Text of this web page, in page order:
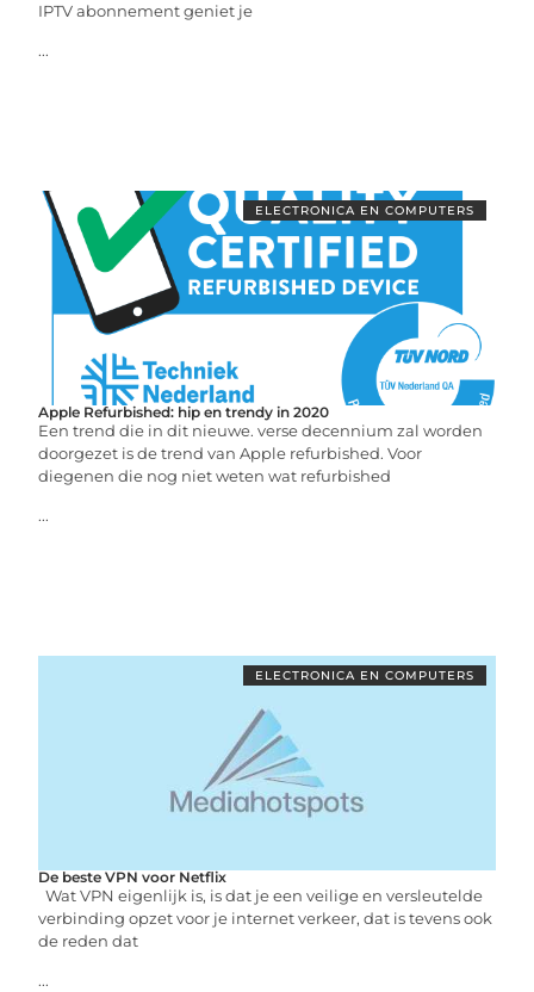
IPTV abonnement geniet je
...
ELECTRONICA EN COMPUTERS
Apple Refurbished: hip en trendy in 2020
Een trend die in dit nieuwe. verse decennium zal worden
doorgezet is de trend van Apple refurbished. Voor
diegenen die nog niet weten wat refurbished
...
ELECTRONICA EN COMPUTERS
De beste VPN voor Netflix
Wat VPN eigenlijk is, is dat je een veilige en versleutelde
verbinding opzet voor je internet verkeer, dat is tevens ook
de reden dat
...